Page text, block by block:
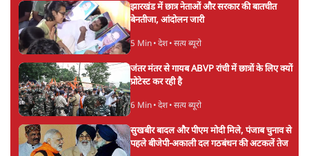
झारखंड में छात्र नेताओं और सरकार की बातचीत
बेनतीजा, आंदोलन जारी
5 Min• देश• सत्य ब्यूरो
जंतर मंतर से गायब ABVP रांची में छात्रों के लिए क्यों
प्रोटेस्ट कर रही है
6 Min• देश• सत्य ब्यूरो
सुखबीर बादल और पीएम मोदी मिले, पंजाब चुनाव से
पहले बीजेपी-अकाली दल गठबंधन की अटकलें तेज